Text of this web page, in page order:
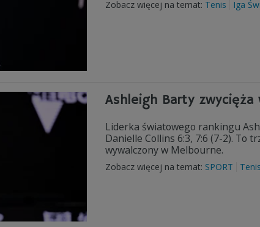
Zobacz więcej na temat: Tenis Iga
Ashleigh Barty
Liderka światowego rankingu
Danielle Collins 6:3, 7:6 (7-2). To
wywalczony w Melbourne.
Zobacz więcej na temat: SPORT Tenis